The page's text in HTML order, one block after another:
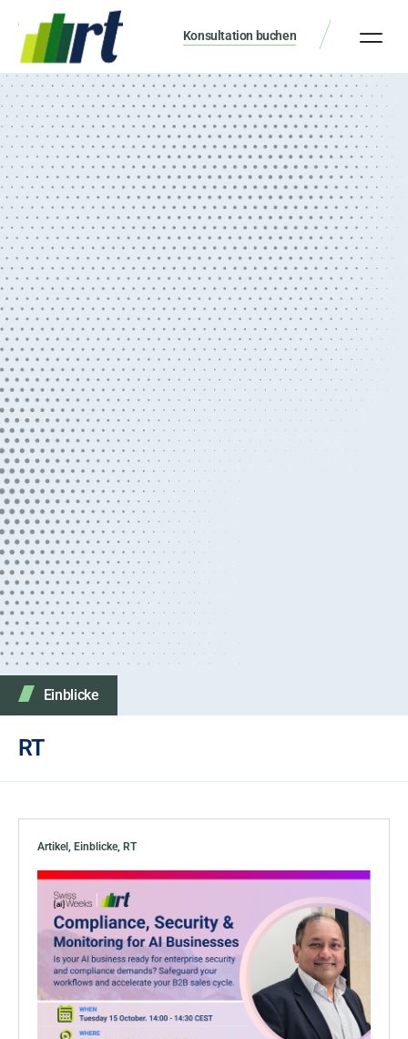
Konsultation buchen
Einblicke
RT
Artikel , Einblicke, RT